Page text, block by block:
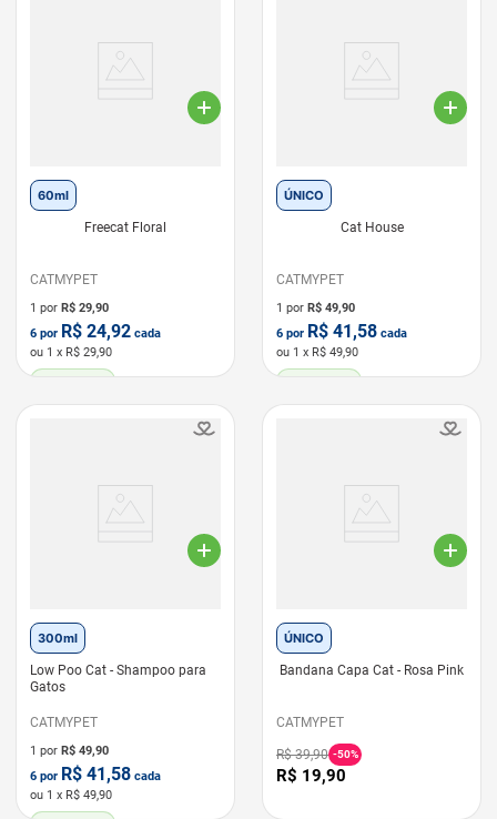
60ml
Freecat Floral
CATMYPET
1 por R$ 29,90
6 por R$ 24,92 cada
ou 1 x R$ 29,90
ÚNICO
Cat House
CATMYPET
1 por R$ 49,90
6 por R$ 41,58 cada
ou 1 x R$ 49,90
300ml
Low Poo Cat - Shampoo para
Gatos
CATMYPET
1 por R$ 49,90
6 por R$ 41,58 cada
ou 1 x R$ 49,90
ÚNICO
Bandana Capa Cat - Rosa Pink
CATMYPET
R$ 39,90 -50%
R$ 19,90